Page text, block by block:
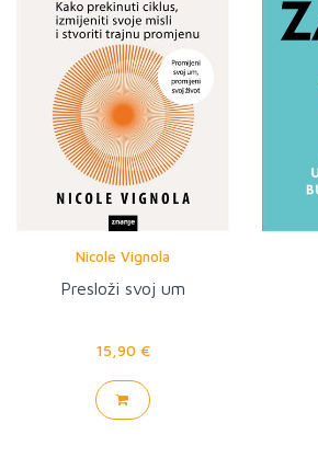
Nicole Vignola
Presloži svoj um
15,90 €